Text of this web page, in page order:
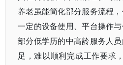
养老虽能简化部分服务流程
一定的设备使用、平台操作与
部分低学历的中高龄服务人
足，难以顺利完成工作要求